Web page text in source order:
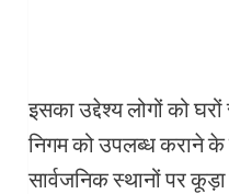
इसका उद्देश्य लोगों को
निगम को उपलब्ध कराने के
सार्वजनिक स्थानों पर